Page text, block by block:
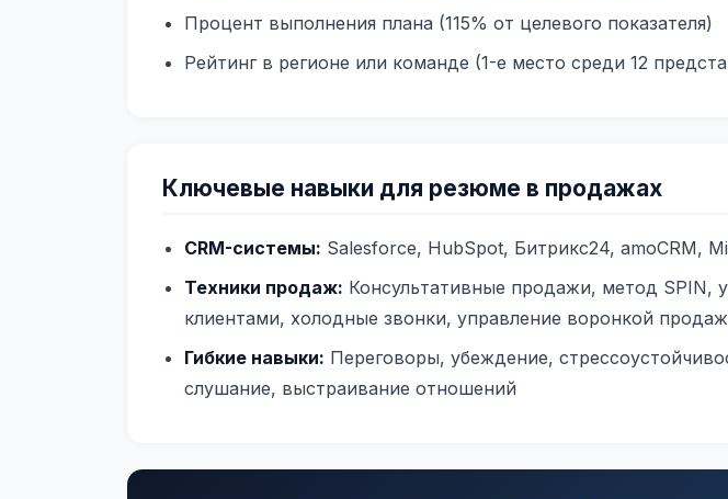
Процент выполнения плана (115% от целевого показателя)
Рейтинг в регионе или команде (1-е место среди 12
Ключевые навыки для резюме в продажах
CRM-системы: Salesforce, HubSpot, Битрикс24, amoCRM,
Техники продаж: Консультативные продажи, метод SPIN,
клиентами, холодные звонки, управление воронкой продаж
Гибкие навыки: Переговоры, убеждение,
слушание, выстраивание отношений